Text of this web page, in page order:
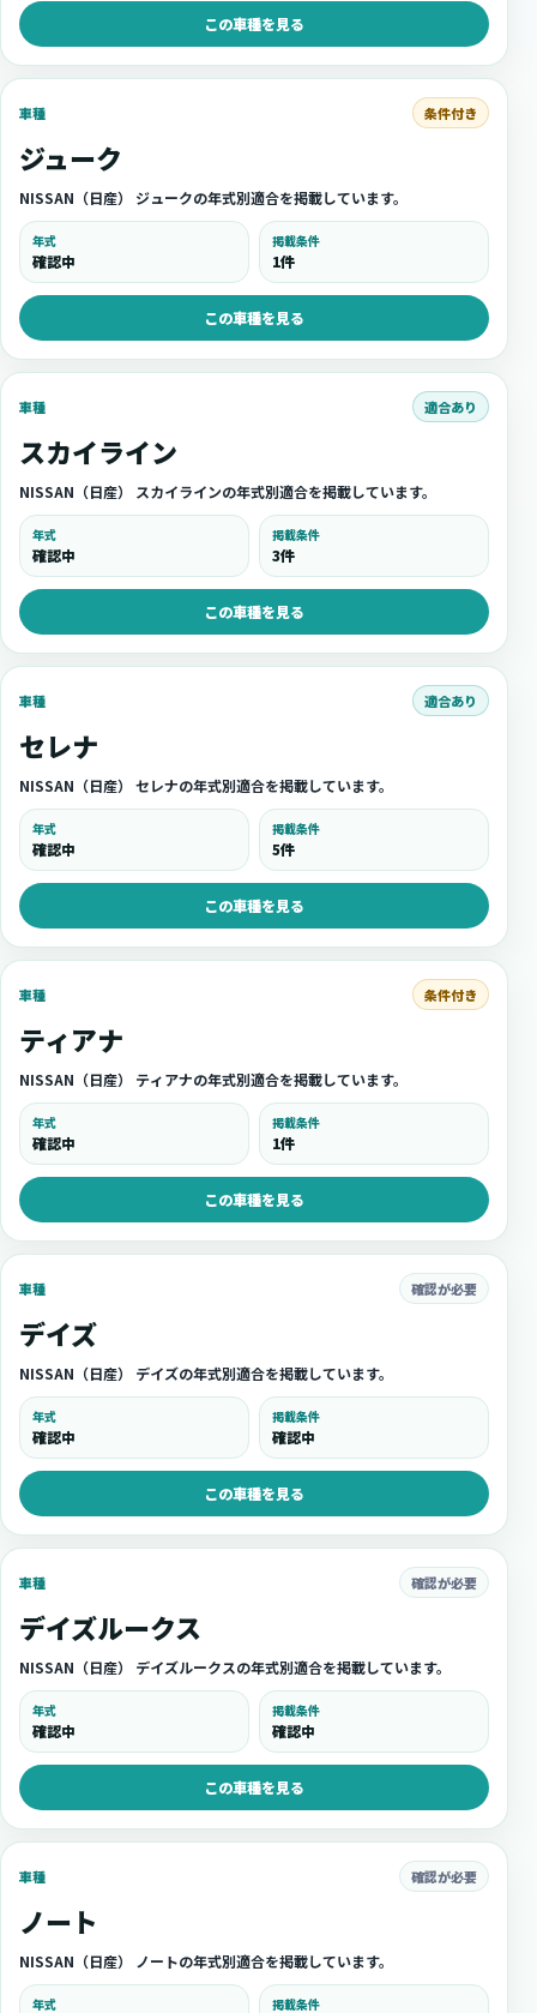
この車種を見る
車種 条件付き
ジューク
NISSAN（日産） ジュークの年式別適合を掲載しています。
年式
確認中
掲載条件
1件
この車種を見る
車種 適合あり
スカイライン
NISSAN（日産） スカイラインの年式別適合を掲載しています。
年式
確認中
掲載条件
3件
この車種を見る
車種 適合あり
セレナ
NISSAN（日産） セレナの年式別適合を掲載しています。
年式
確認中
掲載条件
5件
この車種を見る
車種 条件付き
ティアナ
NISSAN（日産） ティアナの年式別適合を掲載しています。
年式
確認中
掲載条件
1件
この車種を見る
車種 確認が必要
デイズ
NISSAN（日産） デイズの年式別適合を掲載しています。
年式
確認中
掲載条件
確認中
この車種を見る
車種 確認が必要
デイズルークス
NISSAN（日産） デイズルークスの年式別適合を掲載しています。
年式
確認中
掲載条件
確認中
この車種を見る
車種 確認が必要
ノート
NISSAN（日産） ノートの年式別適合を掲載しています。
年式 掲載条件